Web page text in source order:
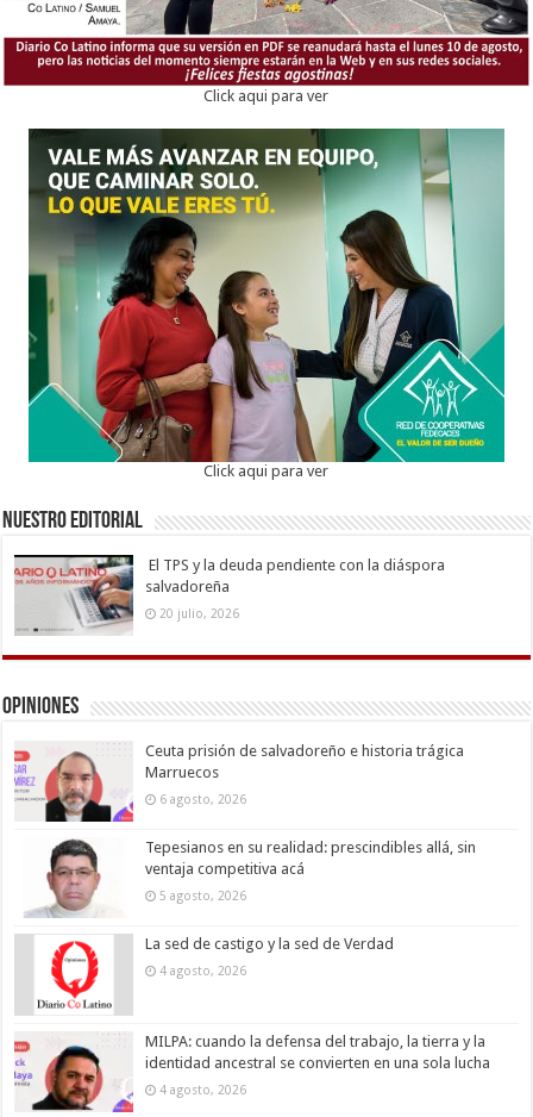
Click aqui para ver
Click aqui para ver
Nuestro Editorial
El TPS y la deuda pendiente con la diáspora
salvadoreña
20 julio, 2026
Opiniones
Ceuta prisión de salvadoreño e historia trágica
Marruecos
6 agosto, 2026
Tepesianos en su realidad: prescindibles allá, sin
ventaja competitiva acá
5 agosto, 2026
La sed de castigo y la sed de Verdad
4 agosto, 2026
MILPA: cuando la defensa del trabajo, la tierra y la
identidad ancestral se convierten en una sola lucha
4 agosto, 2026